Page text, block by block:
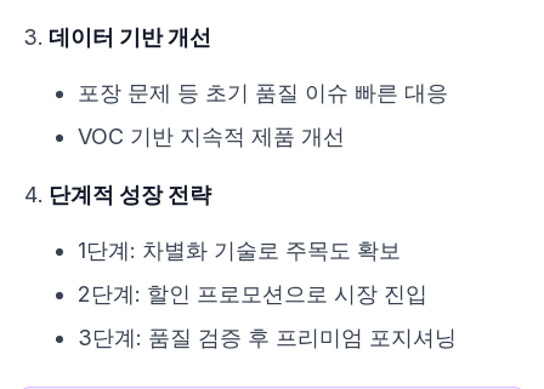
데이터 기반 개선
포장 문제 등 초기 품질 이슈 빠른 대응
VOC 기반 지속적 제품 개선
단계적 성장 전략
1단계: 차별화 기술로 주목도 확보
2단계: 할인 프로모션으로 시장 진입
3단계: 품질 검증 후 프리미엄 포지셔닝